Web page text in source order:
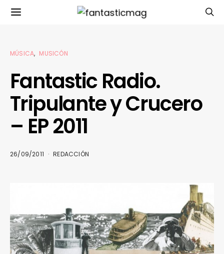
MÚSICA MUSICÓN
Fantastic Radio.
Tripulante y Crucero
– EP 2011
26/09/2011 REDACCIÓN